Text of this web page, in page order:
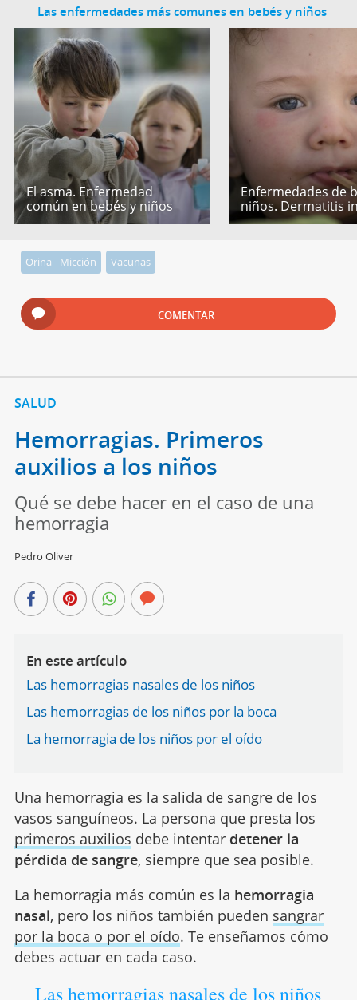
Las enfermedades más comunes en bebés y niños
El asma. Enfermedad
común en bebés y niños
Enfermedades de
niños. Dermatitis
Orina - Micción Vacunas
COMENTAR
SALUD
Hemorragias. Primeros
auxilios a los niños
Qué se debe hacer en el caso de una
hemorragia
Pedro Oliver
En este artículo
Las hemorragias nasales de los niños
Las hemorragias de los niños por la boca
La hemorragia de los niños por el oído
Una hemorragia es la salida de sangre de los
vasos sanguíneos. La persona que presta los
primeros auxilios debe intentar detener la
pérdida de sangre, siempre que sea posible.
La hemorragia más común es la hemorragia
nasal, pero los niños también pueden sangrar
por la boca o por el oído. Te enseñamos cómo
debes actuar en cada caso.
Las hemorragias nasales de los niños